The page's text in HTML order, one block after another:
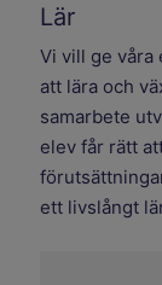
Lär
Vi vill ge våra
att lära och
samarbete
elev får rätt
ett livslångt